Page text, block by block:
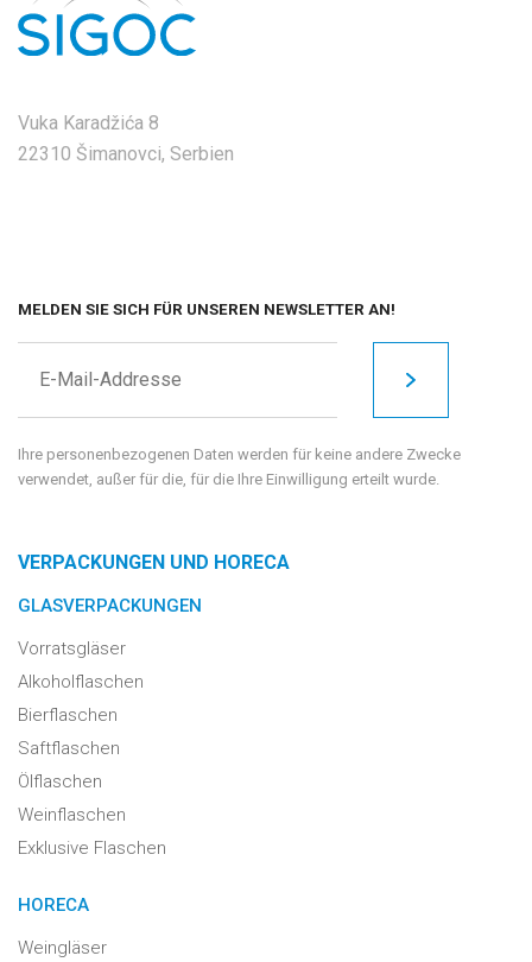
Vuka Karadžića 8
22310 Šimanovci, Serbien
MELDEN SIE SICH FÜR UNSEREN NEWSLETTER AN!
Ihre personenbezogenen Daten werden für keine andere Zwecke
verwendet, außer für die, für die Ihre Einwilligung erteilt wurde.
VERPACKUNGEN UND HORECA
GLASVERPACKUNGEN
Vorratsgläser
Alkoholflaschen
Bierflaschen
Saftflaschen
Ölflaschen
Weinflaschen
Exklusive Flaschen
HORECA
Weingläser